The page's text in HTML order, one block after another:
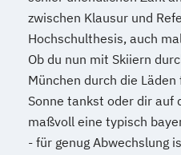
zwischen Klausur und
Hochschulthesis, auch
Ob du nun mit Skiiern
München durch die
Sonne tankst oder dir auf
maßvoll eine typisch
- für genug Abwechslung